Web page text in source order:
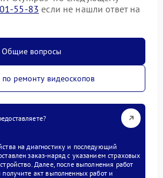
55-83 если не нашли ответ на
Общие вопросы
ремонту видеоскопов
на диагностику и последующий
заказ-наряд с указанием страховых
Далее, после выполнения работ
акт выполненных работ и